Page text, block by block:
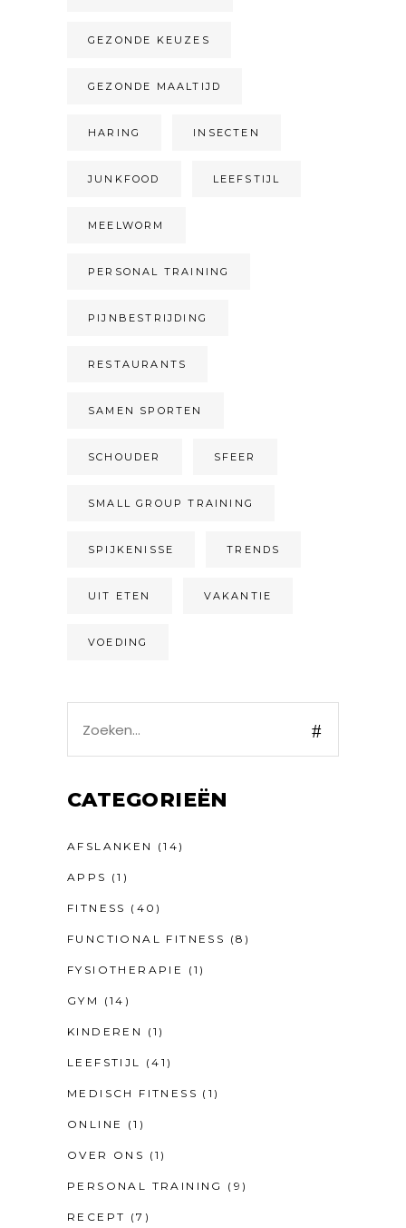
GEZONDE KEUZES
GEZONDE MAALTIJD
HARING INSECTEN
JUNKFOOD LEEFSTIJL
MEELWORM
PERSONAL TRAINING
PIJNBESTRIJDING
RESTAURANTS
SAMEN SPORTEN
SCHOUDER SFEER
SMALL GROUP TRAINING
SPIJKENISSE TRENDS
UIT ETEN VAKANTIE
VOEDING
for:
CATEGORIEËN
AFSLANKEN (14)
APPS (1)
FITNESS (40)
FUNCTIONAL FITNESS (8)
FYSIOTHERAPIE (1)
GYM (14)
KINDEREN (1)
LEEFSTIJL (41)
MEDISCH FITNESS (1)
ONLINE (1)
OVER ONS (1)
PERSONAL TRAINING (9)
RECEPT (7)